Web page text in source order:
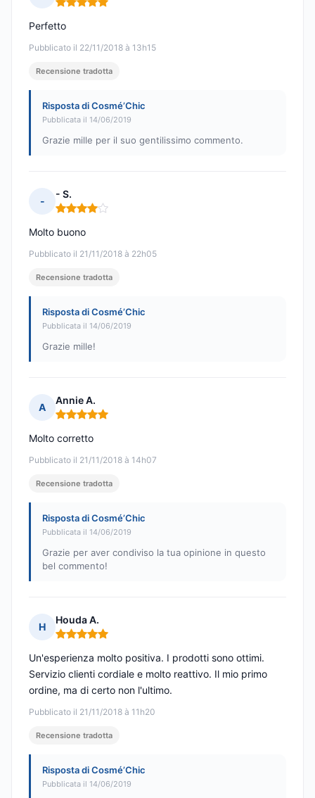
Nota: 5 su 5
Pubblicato il 22/11/2018 à 13h15
Perfetto
Recensione tradotta
Risposta di Cosmé’Chic
Pubblicata il 14/06/2019
Grazie mille per il suo gentilissimo commento.
-
- S.
Nota: 4 su 5
Pubblicato il 21/11/2018 à 22h05
Molto buono
Recensione tradotta
Risposta di Cosmé’Chic
Pubblicata il 14/06/2019
Grazie mille!
A
Annie A.
Nota: 5 su 5
Pubblicato il 21/11/2018 à 14h07
Molto corretto
Recensione tradotta
Risposta di Cosmé’Chic
Pubblicata il 14/06/2019
Grazie per aver condiviso la tua opinione in questo
bel commento!
H
Houda A.
Nota: 5 su 5
Pubblicato il 21/11/2018 à 11h20
Un'esperienza molto positiva. I prodotti sono ottimi.
Servizio clienti cordiale e molto reattivo. Il mio primo
ordine, ma di certo non l'ultimo.
Recensione tradotta
Risposta di Cosmé’Chic
Pubblicata il 14/06/2019